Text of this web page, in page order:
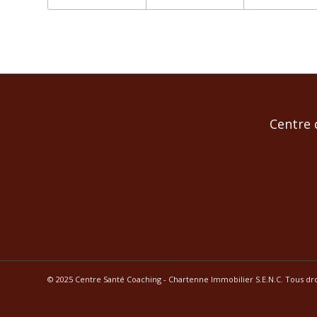
Centre
© 2025 Centre Santé Coaching - Chartenne Immobilier S.E.N.C. Tous